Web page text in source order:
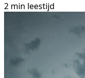
2 min leestijd